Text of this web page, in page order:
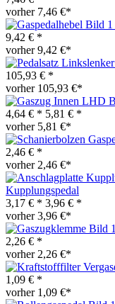
vorher 7,46 €*
9,42 € *
vorher 9,42 €*
105,93 € *
vorher 105,93 €*
4,64 € * 5,81 € *
vorher 5,81 €*
2,46 € *
vorher 2,46 €*
Kupplungspedal
3,17 € * 3,96 € *
vorher 3,96 €*
2,26 € *
vorher 2,26 €*
1,09 € *
vorher 1,09 €*